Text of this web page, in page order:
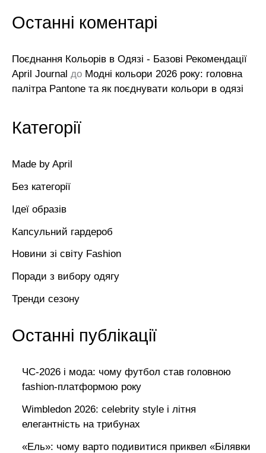
Останні коментарі
Поєднання Кольорів в Одязі - Базові Рекомендації
April Journal до Модні кольори 2026 року: головна
палітра Pantone та як поєднувати кольори в одязі
Категорії
Made by April
Без категорії
Ідеї образів
Капсульний гардероб
Новини зі світу Fashion
Поради з вибору одягу
Тренди сезону
Останні публікації
ЧС-2026 і мода: чому футбол став головною
fashion-платформою року
Wimbledon 2026: celebrity style і літня
елегантність на трибунах
«Ель»: чому варто подивитися приквел «Білявки